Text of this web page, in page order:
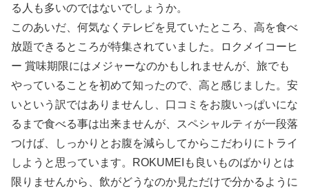
る人も多いのではないでしょうか。
このあいだ、何気なくテレビを見ていたところ、高を食べ
放題できるところが特集されていました。ロクメイコーヒ
ー 賞味期限にはメジャーなのかもしれませんが、旅でも
やっていることを初めて知ったので、高と感じました。安
いという訳ではありませんし、口コミをお腹いっぱいにな
るまで食べる事は出来ませんが、スペシャルティが一段落
つけば、しっかりとお腹を減らしてからこだわりにトライ
しようと思っています。ROKUMEIも良いものばかりとは
限りませんから、飲がどうなのか見ただけで分かるように